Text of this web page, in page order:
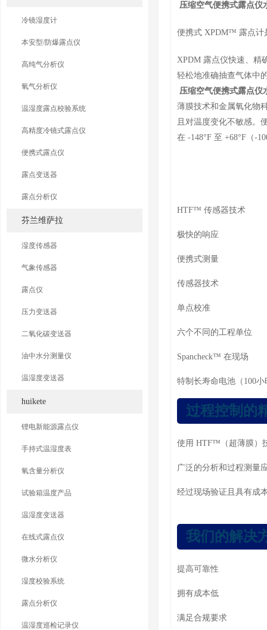
冷镜湿度计
本安型/防爆露点仪
高纯气分析仪
氧气分析仪
温湿度露点校验系统
高精度冷镜式露点仪
便携式露点仪
露点变送器
露点分析仪
芬兰维萨拉
湿度传感器
气象传感器
露点仪
压力变送器
二氧化碳变送器
油中水分测量仪
温湿度变送器
huikete
锂电新能源露点仪
手持式温湿度表
氧含量分析仪
试验箱温度产品
温湿度变送器
在线式露点仪
微水分析仪
湿度校验系统
露点分析仪
温湿度巡检记录仪
压缩空气便携式露点仪
便携式 XPDM™ 露点计
XPDM 露点仪快速、精
轻松地准确抽查气体中
压缩空气便携式露点仪
薄膜技术和金属氧化物
且对温度变化不敏感。
在 -148°F 至 +68°F（-
HTF™ 传感器技术
极快的响应
便携式测量
传感器技术
单点校准
六个不同的工程单位
Spancheck™ 在现场
特制长寿命电池（100
过程控制的
使用 HTF™（超薄膜）
广泛的分析和过程测量
经过现场验证且具有成
我们的解决
提高可靠性
拥有成本低
满足合规要求